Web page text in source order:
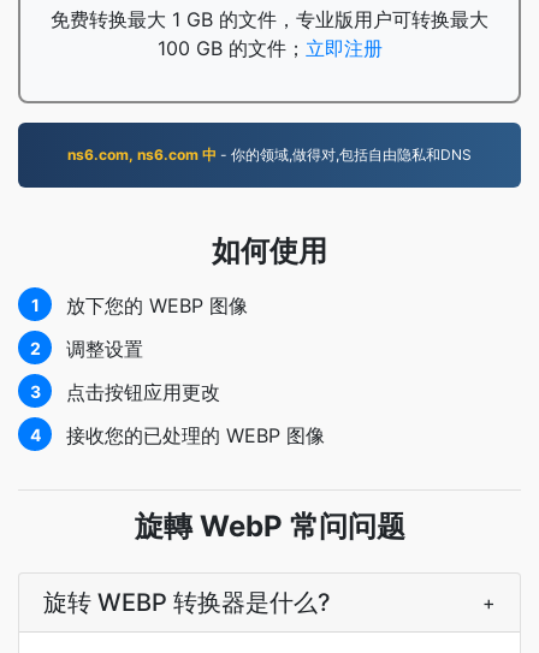
免费转换最大 1 GB 的文件，专业版用户可转换最大
100 GB 的文件； 立即注册
ns6.com, ns6.com 中 - 你的领域,做得对,包括自由隐私和DNS
如何使用
1 放下您的 WEBP 图像
2 调整设置
3 点击按钮应用更改
4 接收您的已处理的 WEBP 图像
旋轉 WebP 常问问题
旋转 WEBP 转换器是什么? +